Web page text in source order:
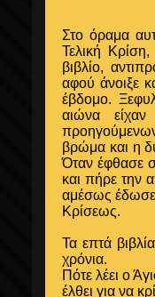
Στο όραμα
Τελική
βιβλίο,
αφού άνοιξε
έβδομο.
αιώνα
βρώμα και η
Όταν έφθασε
και πήρε την
αμέσως έδωσε
Κρίσεως.
Τα επτά
χρόνια.
Πότε λέει ο
έλθει για να